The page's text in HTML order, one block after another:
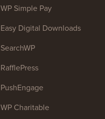
WP Simple Pay
Easy Digital Downloads
SearchWP
RafflePress
PushEngage
WP Charitable